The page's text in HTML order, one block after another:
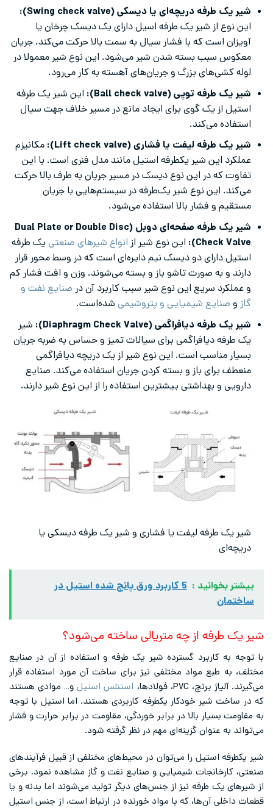
شیر یک طرفه دریچه‌ای یا دیسکی (Swing check valve):
این نوع از شیر یک طرفه اسیل دارای یک دیسک چرخان یا
آویزان است که با فشار سیال به سمت بالا حرکت می‌کند. جریان
معکوس سبب بسته شدن شیر می‌شود. این نوع شیر معمولا در
لوله کشی‌های بزرگ و جریان‌های آهسته به کار می‌رود.
شیر یک طرفه توپی (Ball check valve):
این شیر یک طرفه
استیل از یک گوی برای ایجاد مانع در مسیر خلاف جهت سیال
استفاده می‌کند.
شیر یک طرفه لیفت یا فشاری (Lift check valve):
مکانیزم
عملکرد این شیر یکطرفه استیل مانند مدل فنری است. با این
تفاوت که در این نوع دیسک در مسیر جریان به طرف بالا حرکت
می‌کند. این نوع شیر یک‌طرفه در سیستم‌هایی با جریان
مستقیم و فشار بالا استفاده می‌شود.
شیر یک طرفه صفحه‌ای دوبل (Dual Plate or Double Disc
Check Valve):
این نوع شیر از انواع شیرهای صنعتی یک طرفه
استیل دارای دو دیسک نیم دایره‌ای است که در وسط محور قرار
دارند و به صورت تاشو باز و بسته می‌شوند. وزن و افت فشار کم
و عملکرد سریع این نوع شیر سبب کاربرد آن در صنایع نفت و
گازو صنایع شیمیایی و پتروشیمی شده‌است.
شیر یک طرفه دیافراگمی (Diaphragm Check Valve):
شیر
یک طرفه دیافراگمی برای سیالات تمیز و حساس به ضربه جریان
بسیار مناسب است. این نوع شیر از یک دریچه دیافراگمی
منعطف برای باز و بسته کردن جریان استفاده می‌کند. صنایع
دارویی و بهداشتی بیشترین استفاده را از این نوع شیر دارند.
شیر یک طرفه لیفت یا فشاری و شیر یک طرفه دیسکی یا
دریچه‌ای
بیشتر بخوانید :
5 کاربرد ورق پانچ شده استیل در
ساختمان
شیر یک طرفه از چه متریالی ساخته می‌شود؟
با توجه به کاربرد گسترده شیر یک طرفه و استفاده از آن در صنایع
مختلف، به طبع مواد مختلفی نیز برای ساخت آن مورد استفاده قرار
می‌گیرند. آلیاژ برنچ، PVC، فولادها،
استنلس استیلو… موادی هستند
که در ساخت شیر خودکار یکطرفه کاربردی هستند. اما استیل با توجه
به مقاومت بسیار بالا در برابر خوردگی، مقاومت در برابر حرارت و فشار
می‌تواند به عنوان گزینه‌ای مهم در نظر گرفته شود.
شیر یکطرفه استیل را می‌توان در محیط‌های مختلفی از قبیل فرآیندهای
صنعتی، کارخانجات شیمیایی و صنایع نفت و گاز مشاهده نمود. برخی
از شیرهای یک طرفه نیز از جنس‌های دیگر تولید می‌شوند اما بدنه و یا
قطعات داخلی آن‌ها، که با مواد خورنده در ارتباط است، از جنس استیل